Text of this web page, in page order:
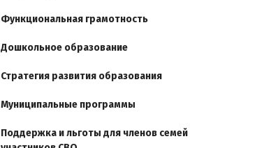
Функциональная грамотность
Дошкольное образование
Стратегия развития образования
Муниципальные программы
Поддержка и льготы для членов семей